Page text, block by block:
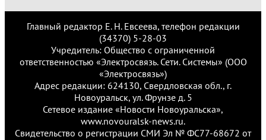
Главный редактор Е. Н. Евсеева, телефон редакции
(34370) 5-28-03
Учредитель: Общество с ограниченной
ответственностью «Электросвязь. Сети. Системы» (ООО
«Электросвязь»)
Адрес редакции: 624130, Свердловская обл., г.
Новоуральск, ул. Фрунзе д. 5
Сетевое издание «Новости Новоуральска»,
www.novouralsk-news.ru.
Свидетельство о регистрации СМИ Эл № ФС77-68672 от